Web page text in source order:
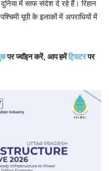
में साफ संदेश दे रहे हैं। रिहान
यूपी के इलाकों में अपराधियों में
पर ज्वॉइन करें, आप हमेंट्विटरपर